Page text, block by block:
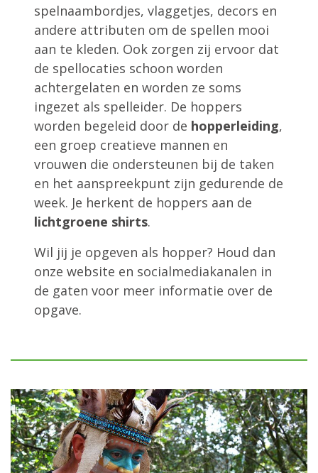
spelnaambordjes, vlaggetjes, decors en
andere attributen om de spellen mooi
aan te kleden. Ook zorgen zij ervoor dat
de spellocaties schoon worden
achtergelaten en worden ze soms
ingezet als spelleider. De hoppers
worden begeleid door de hopperleiding,
een groep creatieve mannen en
vrouwen die ondersteunen bij de taken
en het aanspreekpunt zijn gedurende de
week. Je herkent de hoppers aan de
lichtgroene shirts.
Wil jij je opgeven als hopper? Houd dan
onze website en socialmediakanalen in
de gaten voor meer informatie over de
opgave.